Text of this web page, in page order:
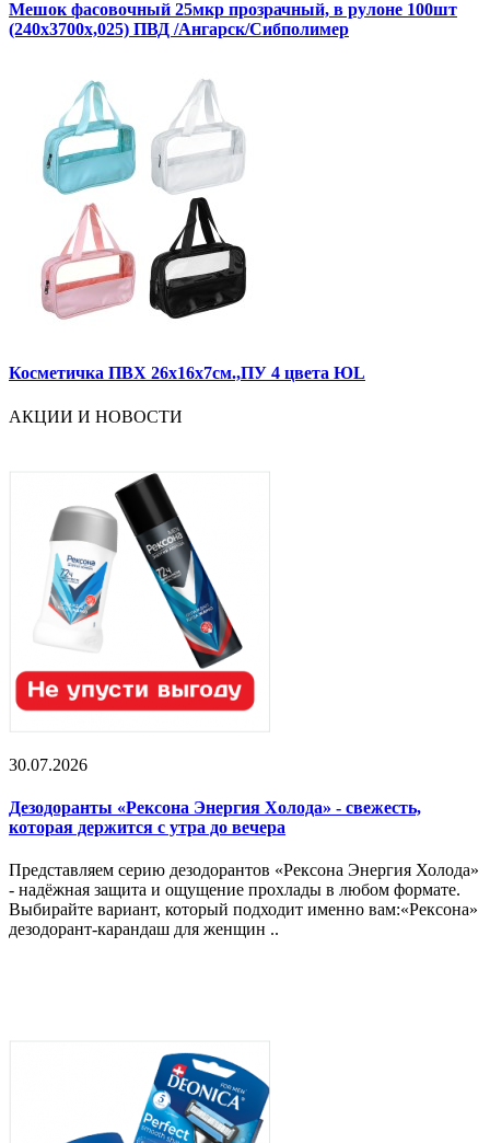
Мешок фасовочный 25мкр прозрачный, в рулоне 100шт
(240х3700х,025) ПВД /Ангарск/Сибполимер
Косметичка ПВХ 26х16х7см.,ПУ 4 цвета ЮL
АКЦИИ И НОВОСТИ
30.07.2026
Дезодоранты «Рексона Энергия Холода» - свежесть,
которая держится с утра до вечера
Представляем серию дезодорантов «Рексона Энергия Холода»
- надёжная защита и ощущение прохлады в любом формате.
Выбирайте вариант, который подходит именно вам:«Рексона»
дезодорант-карандаш для женщин ..